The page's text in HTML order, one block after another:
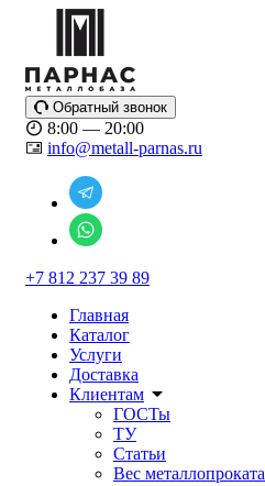
Обратный звонок
8:00 — 20:00
info@metall-parnas.ru
+7 812 237 39 89
Главная
Каталог
Услуги
Доставка
Клиентам
ГОСТы
ТУ
Статьи
Вес металлопроката